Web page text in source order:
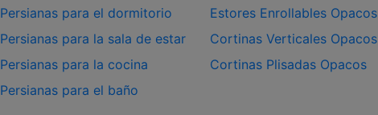
Persianas para el dormitorio
Persianas para la sala de estar
Persianas para la cocina
Persianas para el baño
Estores Enrollables Opacos
Cortinas Verticales Opacos
Cortinas Plisadas Opacos